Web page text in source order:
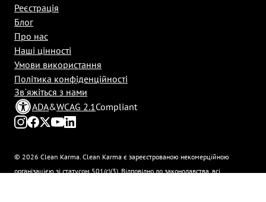
ADA&WCAG 2.1Compliant
Реєстрація
Блог
Про нас
Наші цінності
Умови використання
Політика конфіденційності
Зв`яжіться з нами
© 2026 Clean Karma. Clean Karma є зареєстрованою некомерційною
організацією зі статусом 501(c)(3). Відповідно до законодавства, всі